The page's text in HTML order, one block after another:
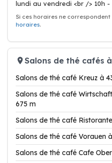
lundi au vendredi <br /> 10h -
Si ces horaires ne
horaires.
Salons de thé cafés
Salons de thé café Kreuz à
Salons de thé café
675 m
Salons de thé café
Salons de thé café Vorauen
Salons de thé café Cafe